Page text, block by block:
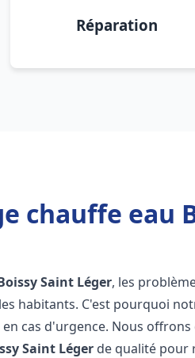
Réparation
chauffe eau
Saint Léger, les
habitants. C'est pourquoi
cas d'urgence. Nous
Saint Léger de qualité pour